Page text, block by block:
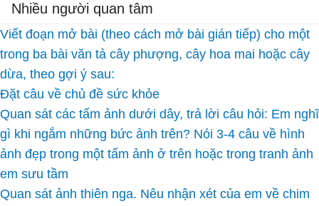
Nhiều người quan tâm
Viết đoạn mở bài (theo cách mở bài gián tiếp) cho một
trong ba bài văn tả cây phượng, cây hoa mai hoặc cây
dừa, theo gợi ý sau:
Đặt câu về chủ đề sức khỏe
Quan sát các tấm ảnh dưới dây, trả lời câu hỏi: Em nghĩ
gì khi ngắm những bức ảnh trên? Nói 3-4 câu về hình
ảnh đẹp trong một tấm ảnh ở trên hoặc trong tranh ảnh
em sưu tầm
Quan sát ảnh thiên nga. Nêu nhận xét của em về chim